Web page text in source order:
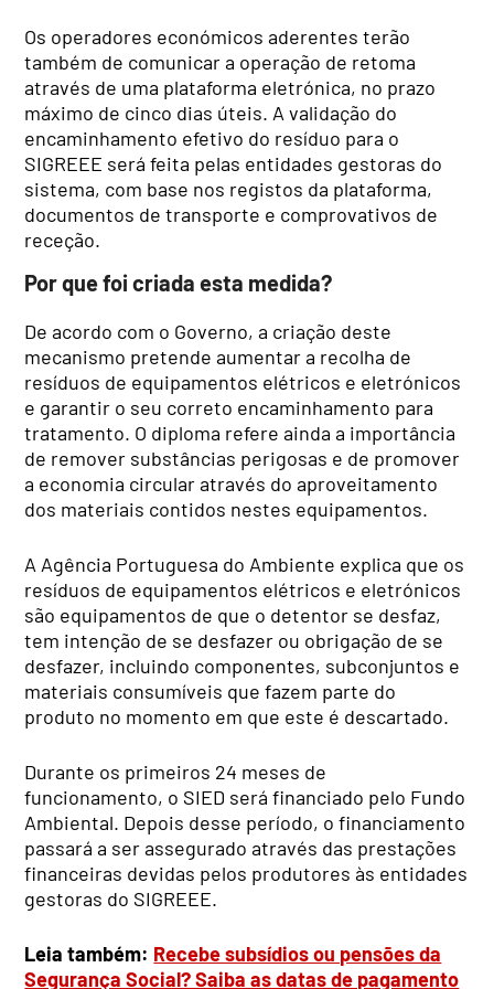
Os operadores económicos aderentes terão
também de comunicar a operação de retoma
através de uma plataforma eletrónica, no prazo
máximo de cinco dias úteis. A validação do
encaminhamento efetivo do resíduo para o
SIGREEE será feita pelas entidades gestoras do
sistema, com base nos registos da plataforma,
documentos de transporte e comprovativos de
receção.
Por que foi criada esta medida?
De acordo com o Governo, a criação deste
mecanismo pretende aumentar a recolha de
resíduos de equipamentos elétricos e eletrónicos
e garantir o seu correto encaminhamento para
tratamento. O diploma refere ainda a importância
de remover substâncias perigosas e de promover
a economia circular através do aproveitamento
dos materiais contidos nestes equipamentos.
A Agência Portuguesa do Ambiente explica que os
resíduos de equipamentos elétricos e eletrónicos
são equipamentos de que o detentor se desfaz,
tem intenção de se desfazer ou obrigação de se
desfazer, incluindo componentes, subconjuntos e
materiais consumíveis que fazem parte do
produto no momento em que este é descartado.
Durante os primeiros 24 meses de
funcionamento, o SIED será financiado pelo Fundo
Ambiental. Depois desse período, o financiamento
passará a ser assegurado através das prestações
financeiras devidas pelos produtores às entidades
gestoras do SIGREEE.
Leia também: Recebe subsídios ou pensões da
Segurança Social? Saiba as datas de pagamento